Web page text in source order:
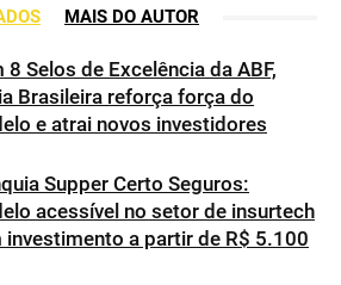
MAIS DO AUTOR
8 Selos de Excelência da ABF,
Brasileira reforça força do
e atrai novos investidores
Supper Certo Seguros:
acessível no setor de insurtech
investimento a partir de R$ 5.100